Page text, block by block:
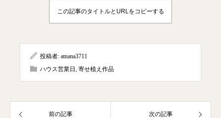
この記事のタイトルとURLをコピーする
投稿者: atnana3711
ハウス営業日 , 寄せ植え作品
前の記事 次の記事